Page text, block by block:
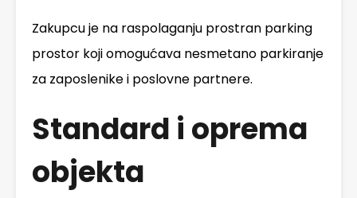
Zakupcu je na raspolaganju prostran parking
prostor koji omogućava nesmetano parkiranje
za zaposlenike i poslovne partnere.
Standard i oprema
objekta